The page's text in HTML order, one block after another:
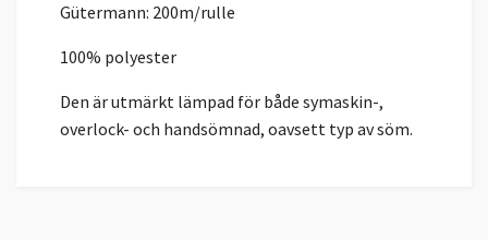
Gütermann: 200m/rulle
100% polyester
Den är utmärkt lämpad för både symaskin-,
overlock- och handsömnad, oavsett typ av söm.